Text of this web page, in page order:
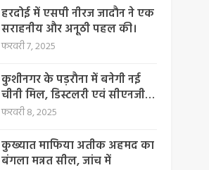
हरदोई में एसपी नीरज जादौन ने एक
सराहनीय और अनूठी पहल की।
फरवरी 7, 2025
कुशीनगर के पड़रौना में बनेगी नई
चीनी मिल, डिस्टलरी एवं सीएनजी…
फरवरी 8, 2025
कुख्यात माफिया अतीक अहमद का
बंगला मन्नत सील, जांच में